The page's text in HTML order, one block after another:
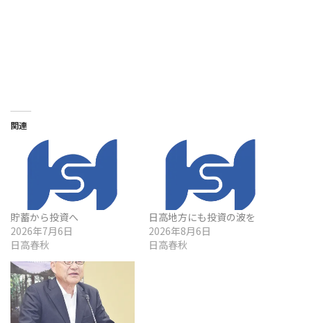
関連
貯蓄から投資へ
2026年7月6日
日高春秋
日高地方にも投資の波を
2026年8月6日
日高春秋